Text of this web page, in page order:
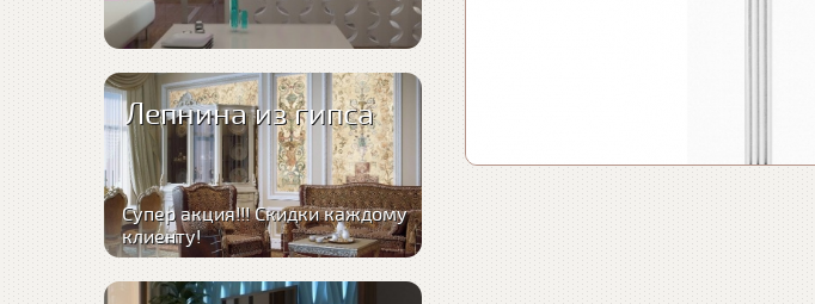
Лепнина из гипса
Супер акция!!! Скидки каждому
клиенту!